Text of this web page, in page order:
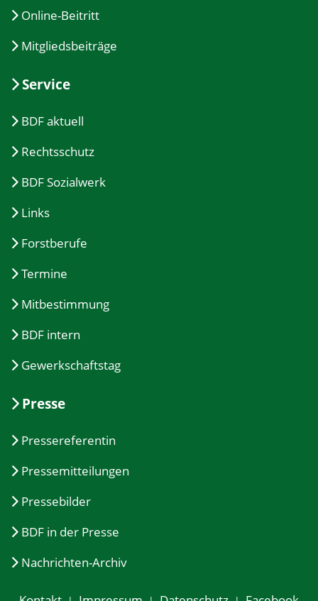
Online-Beitritt
Mitgliedsbeiträge
Service
BDF aktuell
Rechtsschutz
BDF Sozialwerk
Links
Forstberufe
Termine
Mitbestimmung
BDF intern
Gewerkschaftstag
Presse
Pressereferentin
Pressemitteilungen
Pressebilder
BDF in der Presse
Nachrichten-Archiv